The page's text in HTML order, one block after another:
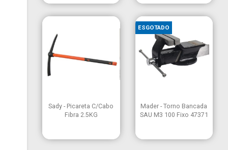
Vista rápida
Sady - Picareta C/Cabo
Fibra 2.5KG
Vista rápida
Mader - Torno Bancada
SAU M3 100 Fixo 47371
ESGOTADO